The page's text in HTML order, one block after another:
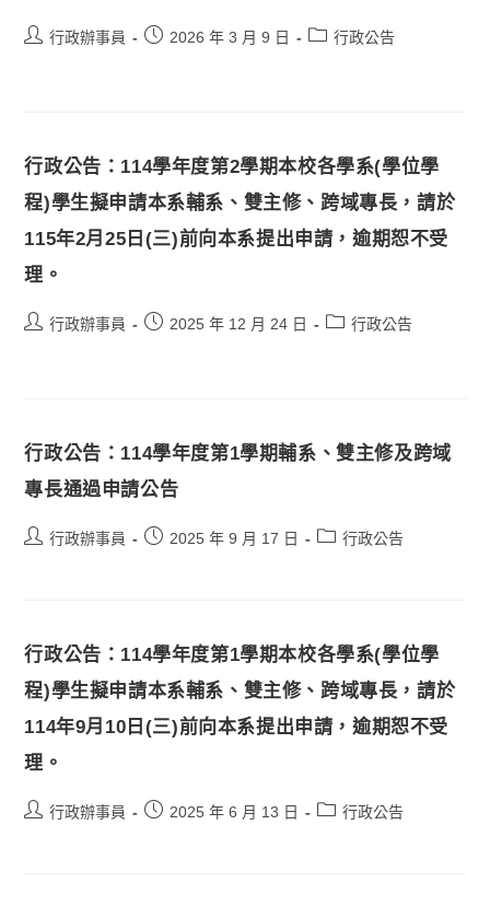
行政辦事員 2026 年 3 月 9 日 行政公告
行政公告：114學年度第2學期本校各學系(學位學
程)學生擬申請本系輔系、雙主修、跨域專長，請於
115年2月25日(三)前向本系提出申請，逾期恕不受
理。
行政辦事員 2025 年 12 月 24 日 行政公告
行政公告：114學年度第1學期輔系、雙主修及跨域
專長通過申請公告
行政辦事員 2025 年 9 月 17 日 行政公告
行政公告：114學年度第1學期本校各學系(學位學
程)學生擬申請本系輔系、雙主修、跨域專長，請於
114年9月10日(三)前向本系提出申請，逾期恕不受
理。
行政辦事員 2025 年 6 月 13 日 行政公告